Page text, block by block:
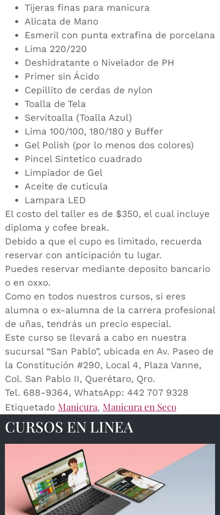
Tijeras finas para manicura
Alicata de Mano
Esmeril con punta extrafina de porcelana
Lima 220/220
Deshidratante o Nivelador de PH
Primer sin Ácido
Cepillito de cerdas de nylon
Toalla de Tela
Servitoalla (Toalla Azul)
Lima 100/100, 180/180 y Buffer
Gel Polish (por lo menos dos colores)
Pincel Sintetico cuadrado
Limpiador de Gel
Aceite de cuticula
Lampara LED
El costo del taller es de $350, el cual incluye
diploma y cofee break.
Debido a que el cupo es limitado, recuerda
reservar con anticipación tu lugar.
Puedes reservar mediante deposito bancario
o en oxxo.
Como en todos nuestros cursos, si eres
alumna o ex-alumna de la carrera profesional
de uñas, tendrás un precio especial.
Este curso se llevará a cabo en nuestra
sucursal “San Pablo”, ubicada en Av. Paseo de
la Constitución #290, Local 4, Plaza Vanne,
Col. San Pablo II, Querétaro, Qro.
Tel. 688-9364, WhatsApp: 442 707 9328
Etiquetado Manicura, Manicura en Seco
CURSOS EN LINEA